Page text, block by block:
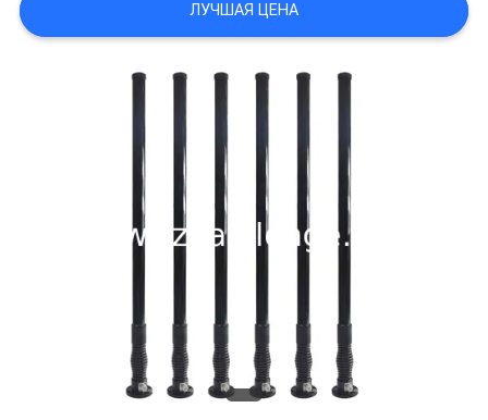
ЗАПРОС
ЛУЧШАЯ ЦЕНА